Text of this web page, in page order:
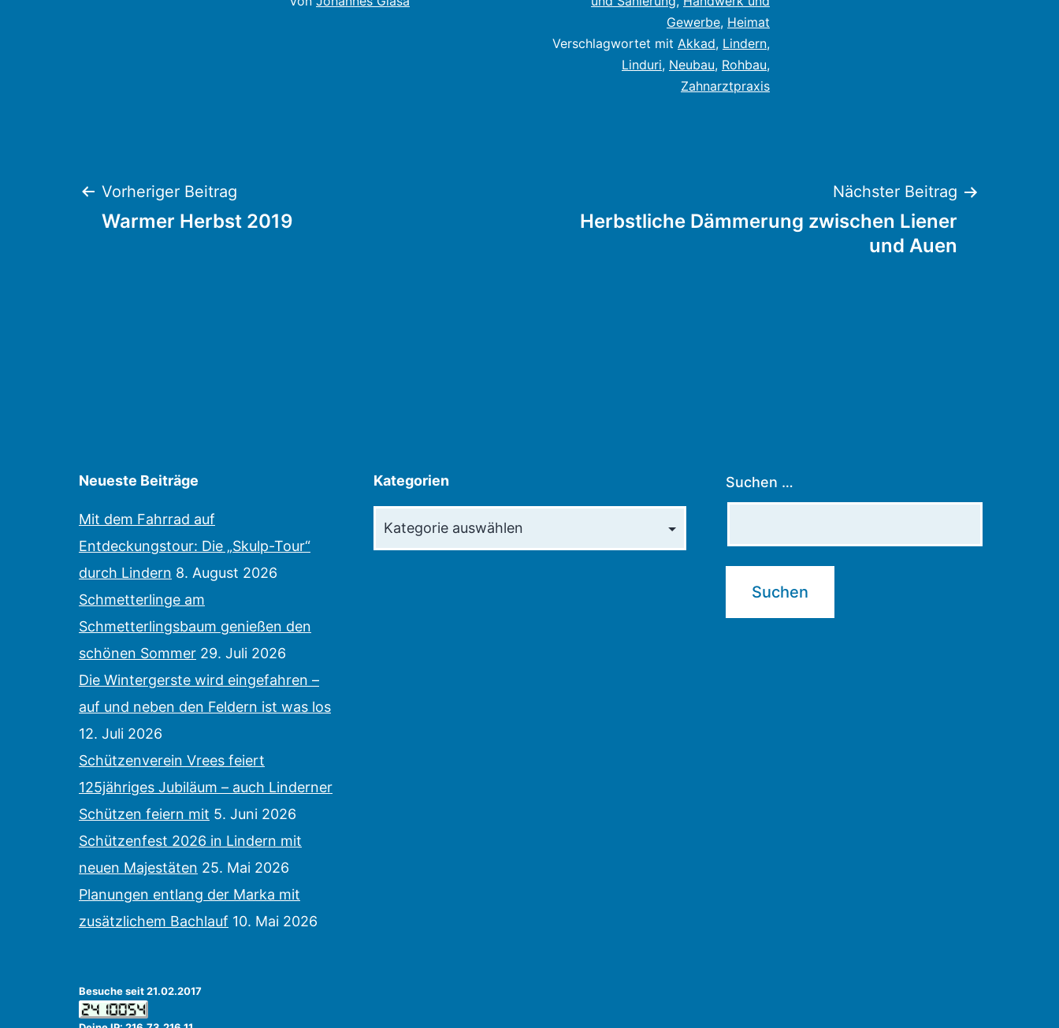
Gewerbe, Heimat
Verschlagwortet mit Akkad, Lindern,
Linduri, Neubau, Rohbau,
Zahnarztpraxis
Beitragsnavigation
Vorheriger Beitrag
Warmer Herbst 2019
Nächster Beitrag
Herbstliche Dämmerung zwischen Liener
und Auen
Neueste Beiträge
Mit dem Fahrrad auf
Entdeckungstour: Die „Skulp-Tour“
durch Lindern 8. August 2026
Schmetterlinge am
Schmetterlingsbaum genießen den
schönen Sommer 29. Juli 2026
Die Wintergerste wird eingefahren –
auf und neben den Feldern ist was los
12. Juli 2026
Schützenverein Vrees feiert
125jähriges Jubiläum – auch Linderner
Schützen feiern mit 5. Juni 2026
Schützenfest 2026 in Lindern mit
neuen Majestäten 25. Mai 2026
Planungen entlang der Marka mit
zusätzlichem Bachlauf 10. Mai 2026
Kategorien Suchen …
Besuche seit 21.02.2017